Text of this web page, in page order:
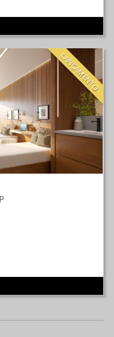
LANÇAMENTO